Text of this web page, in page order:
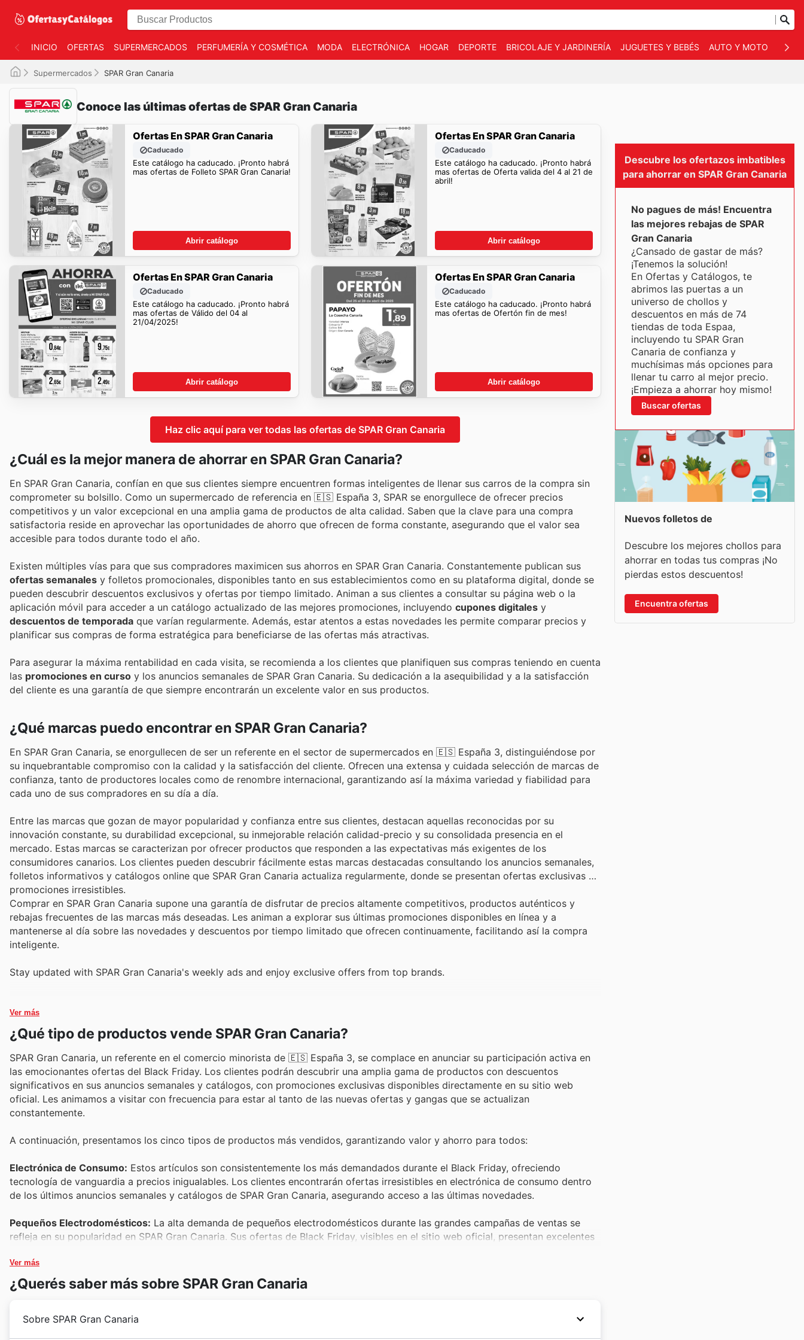
INICIO OFERTAS SUPERMERCADOS PERFUMERÍA Y COSMÉTICA MODA ELECTRÓNICA HOGAR DEPORTE BRICOLAJE Y JARDINERÍA JUGUETES Y BEBÉS AUTO Y MOTO
Supermercados SPAR Gran Canaria
Conoce las últimas ofertas de SPAR Gran Canaria
Ofertas En SPAR Gran Canaria
Caducado
Este catálogo ha caducado. ¡Pronto habrá
mas ofertas de Folleto SPAR Gran Canaria!
Abrir catálogo
Ofertas En SPAR Gran Canaria
Caducado
Este catálogo ha caducado. ¡Pronto habrá
mas ofertas de Oferta valida del 4 al 21 de
abril!
Abrir catálogo
Ofertas En SPAR Gran Canaria
Caducado
Este catálogo ha caducado. ¡Pronto habrá
mas ofertas de Válido del 04 al
21/04/2025!
Abrir catálogo
Ofertas En SPAR Gran Canaria
Caducado
Este catálogo ha caducado. ¡Pronto habrá
mas ofertas de Ofertón fin de mes!
Abrir catálogo
Haz clic aquí para ver todas las ofertas de SPAR Gran Canaria
¿Cuál es la mejor manera de ahorrar en SPAR Gran Canaria?
En SPAR Gran Canaria, confían en que sus clientes siempre encuentren formas inteligentes de llenar sus carros de la compra sin
comprometer su bolsillo. Como un supermercado de referencia en 🇪🇸 España 3, SPAR se enorgullece de ofrecer precios
competitivos y un valor excepcional en una amplia gama de productos de alta calidad. Saben que la clave para una compra
satisfactoria reside en aprovechar las oportunidades de ahorro que ofrecen de forma constante, asegurando que el valor sea
accesible para todos durante todo el año.
Existen múltiples vías para que sus compradores maximicen sus ahorros en SPAR Gran Canaria. Constantemente publican sus
ofertas semanales y folletos promocionales, disponibles tanto en sus establecimientos como en su plataforma digital, donde se
pueden descubrir descuentos exclusivos y ofertas por tiempo limitado. Animan a sus clientes a consultar su página web o la
aplicación móvil para acceder a un catálogo actualizado de las mejores promociones, incluyendo cupones digitales y
descuentos de temporada que varían regularmente. Además, estar atentos a estas novedades les permite comparar precios y
planificar sus compras de forma estratégica para beneficiarse de las ofertas más atractivas.
Para asegurar la máxima rentabilidad en cada visita, se recomienda a los clientes que planifiquen sus compras teniendo en cuenta
las promociones en curso y los anuncios semanales de SPAR Gran Canaria. Su dedicación a la asequibilidad y a la satisfacción
del cliente es una garantía de que siempre encontrarán un excelente valor en sus productos.
¿Qué marcas puedo encontrar en SPAR Gran Canaria?
En SPAR Gran Canaria, se enorgullecen de ser un referente en el sector de supermercados en 🇪🇸 España 3, distinguiéndose por
su inquebrantable compromiso con la calidad y la satisfacción del cliente. Ofrecen una extensa y cuidada selección de marcas de
confianza, tanto de productores locales como de renombre internacional, garantizando así la máxima variedad y fiabilidad para
cada uno de sus compradores en su día a día.
Entre las marcas que gozan de mayor popularidad y confianza entre sus clientes, destacan aquellas reconocidas por su
innovación constante, su durabilidad excepcional, su inmejorable relación calidad-precio y su consolidada presencia en el
mercado. Estas marcas se caracterizan por ofrecer productos que responden a las expectativas más exigentes de los
consumidores canarios. Los clientes pueden descubrir fácilmente estas marcas destacadas consultando los anuncios semanales,
folletos informativos y catálogos online que SPAR Gran Canaria actualiza regularmente, donde se presentan ofertas exclusivas y
promociones irresistibles.
Comprar en SPAR Gran Canaria supone una garantía de disfrutar de precios altamente competitivos, productos auténticos y
rebajas frecuentes de las marcas más deseadas. Les animan a explorar sus últimas promociones disponibles en línea y a
mantenerse al día sobre las novedades y descuentos por tiempo limitado que ofrecen continuamente, facilitando así la compra
inteligente.
Stay updated with SPAR Gran Canaria's weekly ads and enjoy exclusive offers from top brands.
Ver más
¿Qué tipo de productos vende SPAR Gran Canaria?
SPAR Gran Canaria, un referente en el comercio minorista de 🇪🇸 España 3, se complace en anunciar su participación activa en
las emocionantes ofertas del Black Friday. Los clientes podrán descubrir una amplia gama de productos con descuentos
significativos en sus anuncios semanales y catálogos, con promociones exclusivas disponibles directamente en su sitio web
oficial. Les animamos a visitar con frecuencia para estar al tanto de las nuevas ofertas y gangas que se actualizan
constantemente.
A continuación, presentamos los cinco tipos de productos más vendidos, garantizando valor y ahorro para todos:
Electrónica de Consumo: Estos artículos son consistentemente los más demandados durante el Black Friday, ofreciendo
tecnología de vanguardia a precios inigualables. Los clientes encontrarán ofertas irresistibles en electrónica de consumo dentro
de los últimos anuncios semanales y catálogos de SPAR Gran Canaria, asegurando acceso a las últimas novedades.
Pequeños Electrodomésticos: La alta demanda de pequeños electrodomésticos durante las grandes campañas de ventas se
refleja en su popularidad en SPAR Gran Canaria. Sus ofertas de Black Friday, visibles en el sitio web oficial, presentan excelentes
Perfumería y Cosmética:Reconocidos por su atractivo y valor, los productos de perfumería y cosmética son un pilar en las
ventas del Black Friday. SPAR Gran Canaria incluye una selección destacada en sus promociones, permitiendo a los compradores
Ver más
¿Querés saber más sobre SPAR Gran Canaria
Sobre SPAR Gran Canaria
Descubre los ofertazos imbatibles
para ahorrar en SPAR Gran Canaria
No pagues de más! Encuentra
las mejores rebajas de SPAR
Gran Canaria
¿Cansado de gastar de más?
¡Tenemos la solución!
En Ofertas y Catálogos, te
abrimos las puertas a un
universo de chollos y
descuentos en más de 74
tiendas de toda Espaa,
incluyendo tu SPAR Gran
Canaria de confianza y
muchísimas más opciones para
llenar tu carro al mejor precio.
¡Empieza a ahorrar hoy mismo!
Buscar ofertas
Nuevos folletos de
Descubre los mejores chollos para
ahorrar en todas tus compras ¡No
pierdas estos descuentos!
Encuentra ofertas